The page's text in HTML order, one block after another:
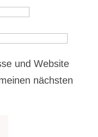
und Website
nächsten